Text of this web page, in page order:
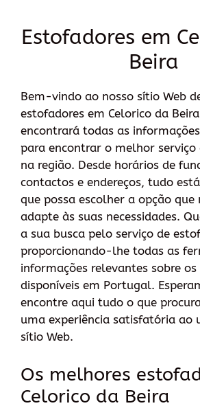
Estofadores em
Beira
Bem-vindo ao nosso sítio Web
estofadores em Celorico da
encontrará todas as
para encontrar o melhor
na região. Desde horários de
contactos e endereços, tudo
que possa escolher a opção que
adapte às suas necessidades.
a sua busca pelo serviço de
proporcionando-lhe todas as
informações relevantes sobre
disponíveis em Portugal.
encontre aqui tudo o que
uma experiência satisfatória ao
sítio Web.
Os melhores
Celorico da Beira